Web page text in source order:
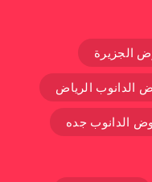
الجزيرة
الدانوب الرياض
الدانوب جده